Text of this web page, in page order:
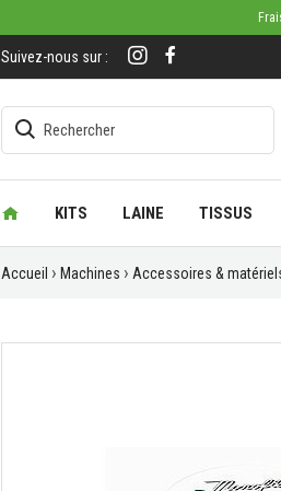
Suivez-nous sur :
KITS LAINE TISSUS
Accueil Machines Accessoires &